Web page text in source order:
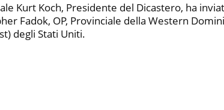
Kurt Koch, Presidente del Dicastero, ha
Fadok, OP, Provinciale della Western
degli Stati Uniti.